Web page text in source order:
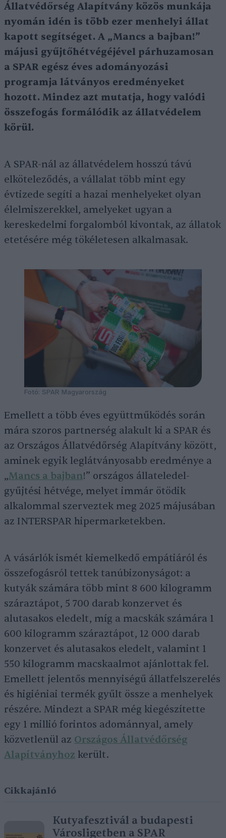
Állatvédőrség Alapítvány közös munkája
nyomán idén is több ezer menhelyi állat
kapott segítséget. A „Mancs a bajban!”
májusi gyűjtőhétvégéjével párhuzamosan
a SPAR egész éves adományozási
programja látványos eredményeket
hozott. Mindez azt mutatja, hogy valódi
összefogás formálódik az állatvédelem
körül.
A SPAR-nál az állatvédelem hosszú távú
elköteleződés, a vállalat több mint egy
évtizede segíti a hazai menhelyeket olyan
élelmiszerekkel, amelyeket ugyan a
kereskedelmi forgalomból kivontak, az állatok
etetésére még tökéletesen alkalmasak.
Fotó: SPAR Magyarország
Emellett a több éves együttműködés során
mára szoros partnerség alakult ki a SPAR és
az Országos Állatvédőrség Alapítvány között,
aminek egyik leglátványosabb eredménye a
„Mancs a bajban!” országos állateledel-
gyűjtési hétvége, melyet immár ötödik
alkalommal szerveztek meg 2025 májusában
az INTERSPAR hipermarketekben.
A vásárlók ismét kiemelkedő empátiáról és
összefogásról tettek tanúbizonyságot: a
kutyák számára több mint 8 600 kilogramm
száraztápot, 5 700 darab konzervet és
alutasakos eledelt, míg a macskák számára 1
600 kilogramm száraztápot, 12 000 darab
konzervet és alutasakos eledelt, valamint 1
550 kilogramm macskaalmot ajánlottak fel.
Emellett jelentős mennyiségű állatfelszerelés
és higiéniai termék gyűlt össze a menhelyek
részére. Mindezt a SPAR még kiegészítette
egy 1 millió forintos adománnyal, amely
közvetlenül az Országos Állatvédőrség
Alapítványhoz került.
Cikkajánló
Kutyafesztivál a budapesti
Városligetben a SPAR